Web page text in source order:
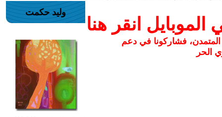
انقر هنا
المتمدن، فشاركونا في دعم
الحر
وليد حكمت